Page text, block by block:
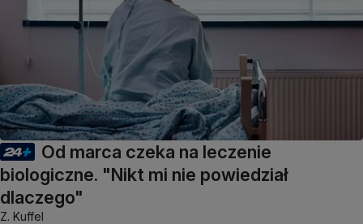
Od marca czeka na leczenie
biologiczne. "Nikt mi nie powiedział
dlaczego"
Z. Kuffel